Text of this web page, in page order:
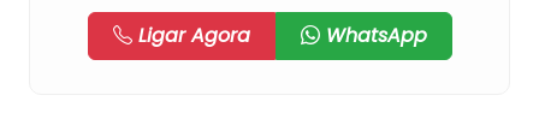
Ligar Agora
WhatsApp